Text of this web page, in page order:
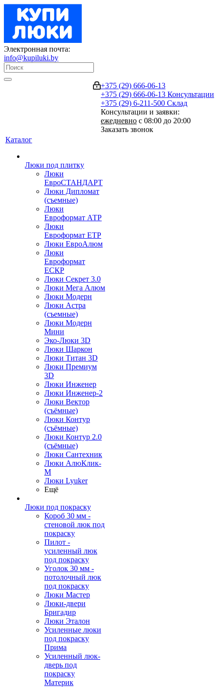
Электронная почта:
info@kupiluki.by
+375 (29) 666-06-13
+375 (29) 666-06-13 Консультации
+375 (29) 6-211-500 Склад
Консультации и заявки:
ежедневно с 08:00 до 20:00
Заказать звонок
Каталог
Люки под плитку
Люки
ЕвроСТАНДАРТ
Люки Дипломат
(съемные)
Люки
Евроформат АТР
Люки
Евроформат ЕТР
Люки ЕвроАлюм
Люки
Евроформат
ЕСКР
Люки Секрет 3.0
Люки Мега Алюм
Люки Модерн
Люки Астра
(съемные)
Люки Модерн
Мини
Эко-Люки 3D
Люки Шаркон
Люки Титан 3D
Люки Премиум
3D
Люки Инженер
Люки Инженер-2
Люки Вектор
(съёмные)
Люки Контур
(съёмные)
Люки Контур 2.0
(съёмные)
Люки Сантехник
Люки АлюКлик-
М
Люки Lyuker
Ещё
Люки под покраску
Короб 30 мм -
стеновой люк под
покраску
Пилот -
усиленный люк
под покраску
Уголок 30 мм -
потолочный люк
под покраску
Люки Мастер
Люки-двери
Бригадир
Люки Эталон
Усиленные люки
под покраску
Прима
Усиленный люк-
дверь под
покраску
Материк